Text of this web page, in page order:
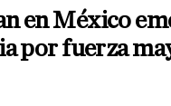
en México
por fuerza